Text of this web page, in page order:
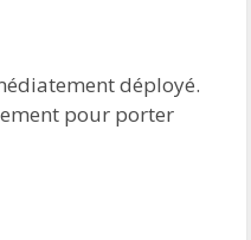
déployé.
pour porter